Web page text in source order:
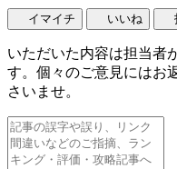
イマイチ いいね
いただいた内容は担当者
す。個々のご意見にはお
さいませ。